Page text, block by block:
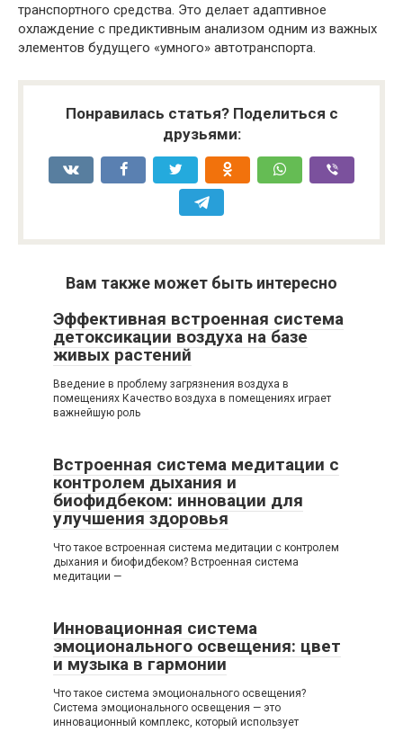
транспортного средства. Это делает адаптивное
охлаждение с предиктивным анализом одним из важных
элементов будущего «умного» автотранспорта.
Понравилась статья? Поделиться с
друзьями:
Вам также может быть интересно
Эффективная встроенная система
детоксикации воздуха на базе
живых растений
Введение в проблему загрязнения воздуха в
помещениях Качество воздуха в помещениях играет
важнейшую роль
Встроенная система медитации с
контролем дыхания и
биофидбеком: инновации для
улучшения здоровья
Что такое встроенная система медитации с контролем
дыхания и биофидбеком? Встроенная система
медитации —
Инновационная система
эмоционального освещения: цвет
и музыка в гармонии
Что такое система эмоционального освещения?
Система эмоционального освещения — это
инновационный комплекс, который использует